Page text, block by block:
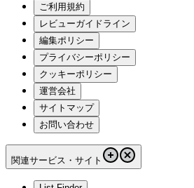
ご利用規約
レビューガイドライン
編集ポリシー
プライバシーポリシー
クッキーポリシー
運営会社
サイトマップ
お問い合わせ
関連サービス・サイト